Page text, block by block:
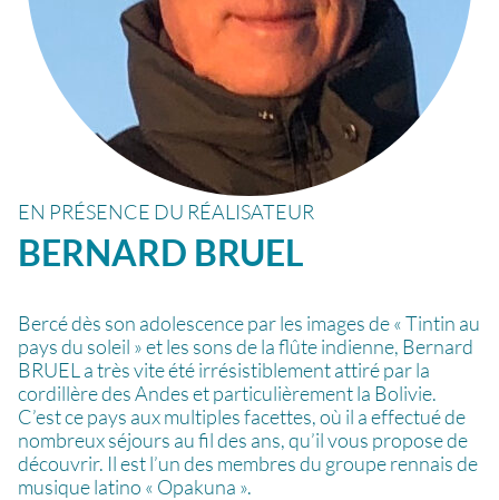
EN PRÉSENCE DU RÉALISATEUR
BERNARD BRUEL
Bercé dès son adolescence par les images de « Tintin au
pays du soleil » et les sons de la flûte indienne, Bernard
BRUEL a très vite été irrésistiblement attiré par la
cordillère des Andes et particulièrement la Bolivie.
C’est ce pays aux multiples facettes, où il a effectué de
nombreux séjours au fil des ans, qu’il vous propose de
découvrir. Il est l’un des membres du groupe rennais de
musique latino « Opakuna ».